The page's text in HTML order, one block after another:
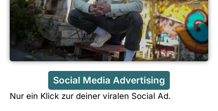
Social Media Advertising
Nur ein Klick zur deiner viralen Social Ad.